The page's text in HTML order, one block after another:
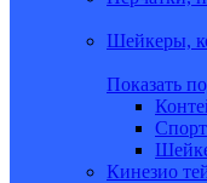
Шейкеры,
Показать
Кинезио